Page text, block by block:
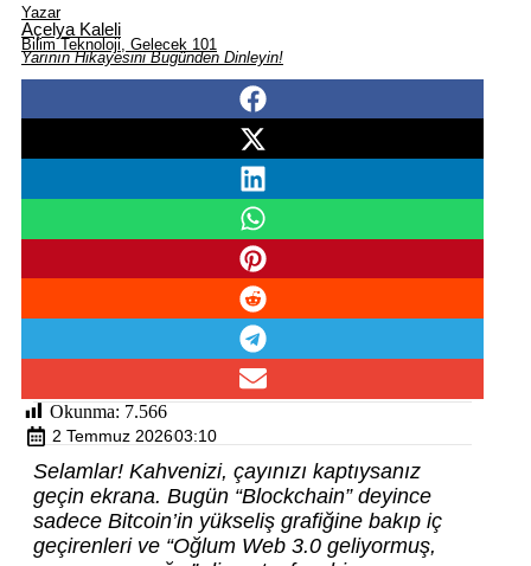
Yazar
Açelya Kaleli
Bilim Teknoloji, Gelecek 101
Yarının Hikayesini Bugünden Dinleyin!
Okunma: 7.566
2 Temmuz 202603:10
Selamlar! Kahvenizi, çayınızı kaptıysanız
geçin ekrana. Bugün “Blockchain” deyince
sadece Bitcoin’in yükseliş grafiğine bakıp iç
geçirenleri ve “Oğlum Web 3.0 geliyormuş,